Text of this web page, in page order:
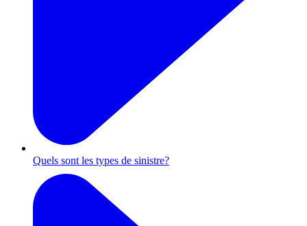
Quels sont les types de sinistre?